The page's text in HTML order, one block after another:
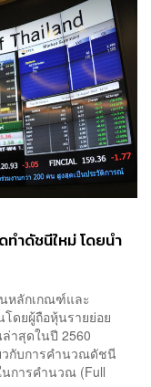
ำดัชนีใหม่ โดยนำ
หลักเกณฑ์และ
ดยผู้ถือหุ้นรายย่อย
ล่าสุดในปี 2560
กับการคำนวณดัชนี
การคำนวณ (Full